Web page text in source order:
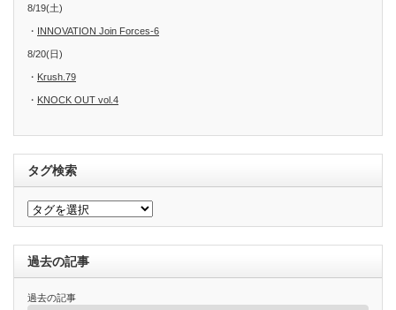
8/19(土)
・ INNOVATION Join Forces-6
8/20(日)
・ Krush.79
・ KNOCK OUT vol.4
タグ検索
過去の記事
過去の記事